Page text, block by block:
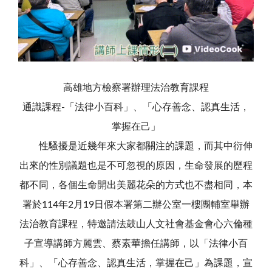
高雄地方檢察署辦理法治教育課程
通識課程-「法律小百科」、「心存善念、認真生活，
掌握在己」
性騷擾是近幾年來大家都關注的課題，而其中衍伸
出來的性別議題也是不可忽視的原因，生命發展的歷程
都不同，各個生命開出美麗花朵的方式也不盡相同，本
署於114年2月19日假本署第二辦公室一樓團輔室舉辦
法治教育課程，特邀請法鼓山人文社會基金會心六倫種
子宣導講師方麗雲、蔡素華擔任講師，以「法律小百
科」、「心存善念、認真生活，掌握在己」為課題，宣